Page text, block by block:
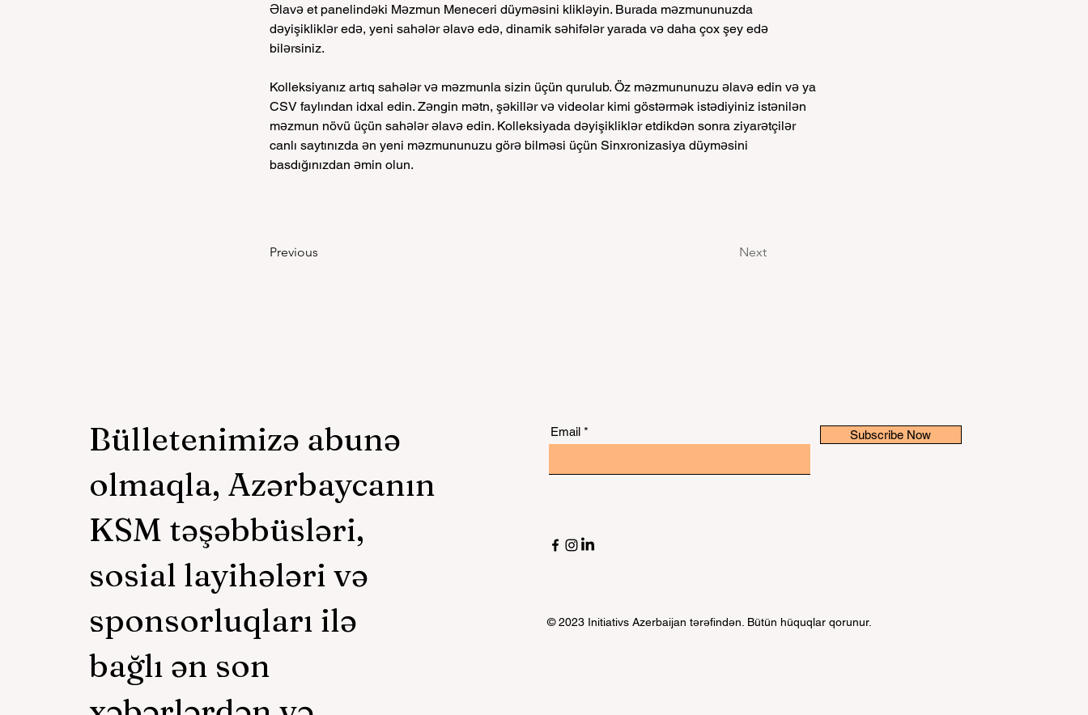
Əlavə et panelindəki Məzmun Meneceri düyməsini klikləyin. Burada məzmununuzda
dəyişikliklər edə, yeni sahələr əlavə edə, dinamik səhifələr yarada və daha çox şey edə
bilərsiniz.
Kolleksiyanız artıq sahələr və məzmunla sizin üçün qurulub. Öz məzmununuzu əlavə edin və ya
CSV faylından idxal edin. Zəngin mətn, şəkillər və videolar kimi göstərmək istədiyiniz istənilən
məzmun növü üçün sahələr əlavə edin. Kolleksiyada dəyişikliklər etdikdən sonra ziyarətçilər
canlı saytınızda ən yeni məzmununuzu görə bilməsi üçün Sinxronizasiya düyməsini
basdığınızdan əmin olun.
Previous Next
Bülletenimizə abunə
olmaqla, Azərbaycanın
KSM təşəbbüsləri,
sosial layihələri və
sponsorluqları ilə
bağlı ən son
Email Subscribe Now
© 2023 Initiativs Azerbaijan tərəfindən. Bütün hüquqlar qorunur.